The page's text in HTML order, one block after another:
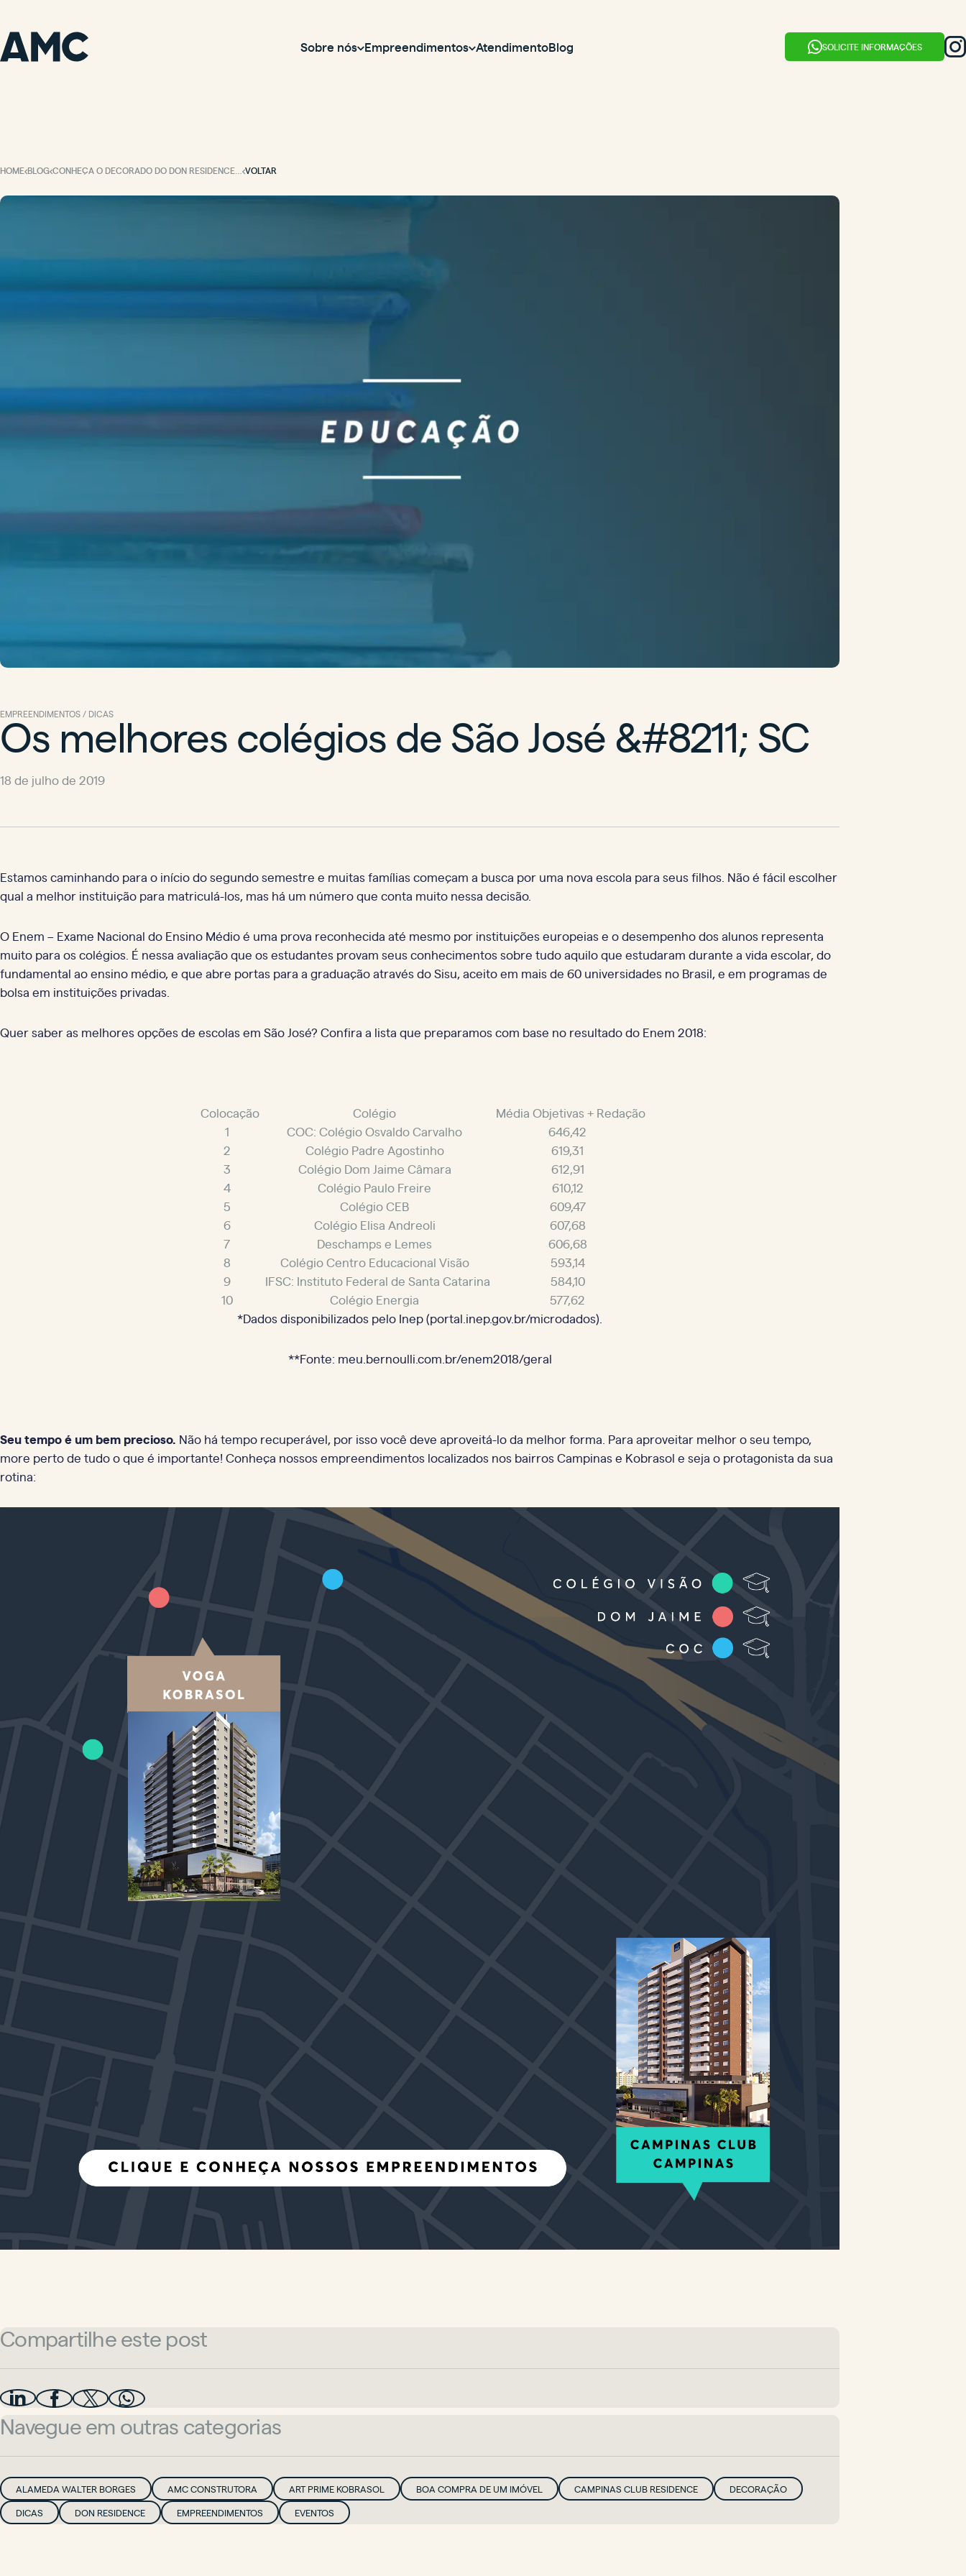
Sobre nós Empreendimentos AtendimentoBlog SOLICITE INFORMAÇÕES
HOME BLOG CONHEÇA O DECORADO DO DON RESIDENCE! O APARTAMENTO DE 3 SUÍTES DOS SEUS SONHOS. VOLTAR
Os melhores colégios de São José &#8211; SC
EMPREENDIMENTOS / DICAS
18 de julho de 2019
Estamos caminhando para o início do segundo semestre e muitas famílias começam a busca por uma nova escola para seus filhos. Não é fácil escolher
qual a melhor instituição para matriculá-los, mas há um número que conta muito nessa decisão.
O Enem – Exame Nacional do Ensino Médio é uma prova reconhecida até mesmo por instituições europeias e o desempenho dos alunos representa
muito para os colégios. É nessa avaliação que os estudantes provam seus conhecimentos sobre tudo aquilo que estudaram durante a vida escolar, do
fundamental ao ensino médio, e que abre portas para a graduação através do Sisu, aceito em mais de 60 universidades no Brasil, e em programas de
bolsa em instituições privadas.
Quer saber as melhores opções de escolas em São José? Confira a lista que preparamos com base no resultado do Enem 2018:
Colocação Colégio
Média Objetivas + Redação
1
COC: Colégio Osvaldo Carvalho
646,42
2
Colégio Padre Agostinho
619,31
3
Colégio Dom Jaime Câmara
612,91
4
Colégio Paulo Freire
610,12
5
Colégio CEB
609,47
6
Colégio Elisa Andreoli
607,68
7
Deschamps e Lemes
606,68
8
Colégio Centro Educacional Visão
593,14
9
IFSC: Instituto Federal de Santa Catarina
584,10
10
Colégio Energia
577,62
*Dados disponibilizados pelo Inep (portal.inep.gov.br/microdados).
**Fonte: meu.bernoulli.com.br/enem2018/geral
Seu tempo é um bem precioso. Não há tempo recuperável, por isso você deve aproveitá-lo da melhor forma. Para aproveitar melhor o seu tempo,
more perto de tudo o que é importante! Conheça nossos empreendimentos localizados nos bairros Campinas e Kobrasol e seja o protagonista da sua
rotina:
Compartilhe este post
Navegue em outras categorias
ALAMEDA WALTER BORGES AMC CONSTRUTORA ART PRIME KOBRASOL BOA COMPRA DE UM IMÓVEL CAMPINAS CLUB RESIDENCE
DECORAÇÃO
DICAS
DON RESIDENCE EMPREENDIMENTOS EVENTOS